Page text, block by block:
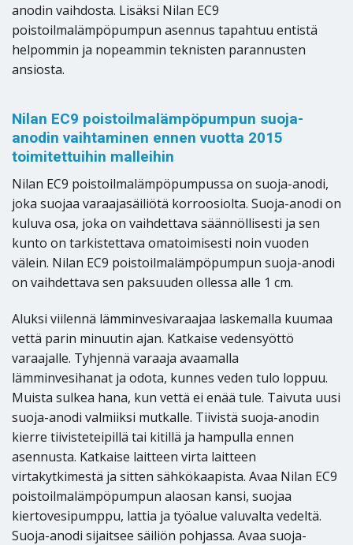
anodin vaihdosta. Lisäksi Nilan EC9
poistoilmalämpöpumpun asennus tapahtuu entistä
helpommin ja nopeammin teknisten parannusten
ansiosta.
Nilan EC9 poistoilmalämpöpumpun suoja-
anodin vaihtaminen ennen vuotta 2015
toimitettuihin malleihin
Nilan EC9 poistoilmalämpöpumpussa on suoja-anodi,
joka suojaa varaajasäiliötä korroosiolta. Suoja-anodi on
kuluva osa, joka on vaihdettava säännöllisesti ja sen
kunto on tarkistettava omatoimisesti noin vuoden
välein. Nilan EC9 poistoilmalämpöpumpun suoja-anodi
on vaihdettava sen paksuuden ollessa alle 1 cm.
Aluksi viilennä lämminvesivaraajaa laskemalla kuumaa
vettä parin minuutin ajan. Katkaise vedensyöttö
varaajalle. Tyhjennä varaaja avaamalla
lämminvesihanat ja odota, kunnes veden tulo loppuu.
Muista sulkea hana, kun vettä ei enää tule. Taivuta uusi
suoja-anodi valmiiksi mutkalle. Tiivistä suoja-anodin
kierre tiivisteteipillä tai kitillä ja hampulla ennen
asennusta. Katkaise laitteen virta laitteen
virtakytkimestä ja sitten sähkökaapista. Avaa Nilan EC9
poistoilmalämpöpumpun alaosan kansi, suojaa
kiertovesipumppu, lattia ja työalue valuvalta vedeltä.
Suoja-anodi sijaitsee säiliön pohjassa. Avaa suoja-